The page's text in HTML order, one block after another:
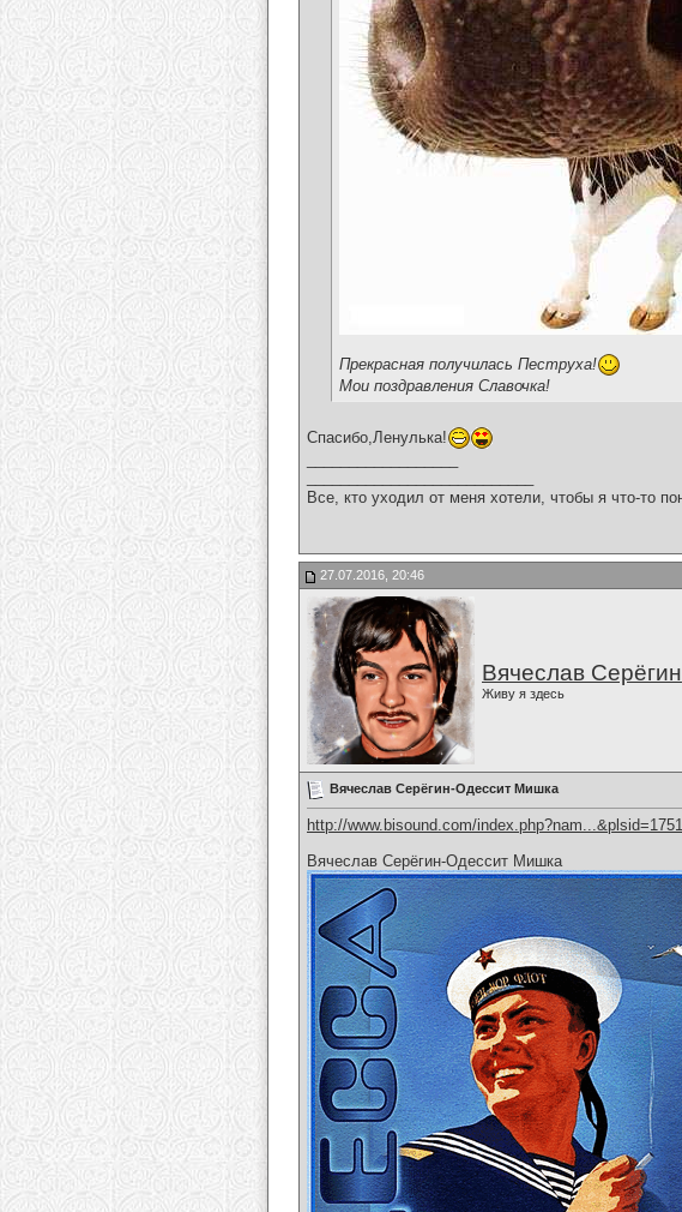
Прекрасная получилась Пеструха!
Мои поздравления Славочка!
Спасибо,Ленулька!
Все, кто уходил от меня хотели, чтобы я что-то
27.07.2016, 20:46
Вячеслав Серёгин
Живу я здесь
Вячеслав Серёгин-Одессит Мишка
http://www.bisound.com/
Вячеслав Серёгин-Одессит Мишка